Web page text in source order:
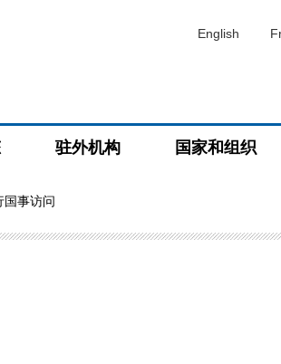
English
驻外机构 国家和组织
国事访问